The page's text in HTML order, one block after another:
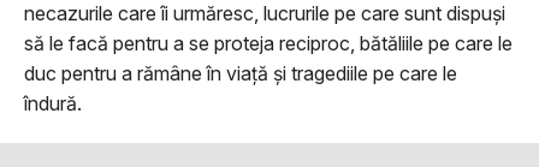
necazurile care îi urmăresc, lucrurile pe care sunt dispuși
să le facă pentru a se proteja reciproc, bătăliile pe care le
duc pentru a rămâne în viață și tragediile pe care le
îndură.